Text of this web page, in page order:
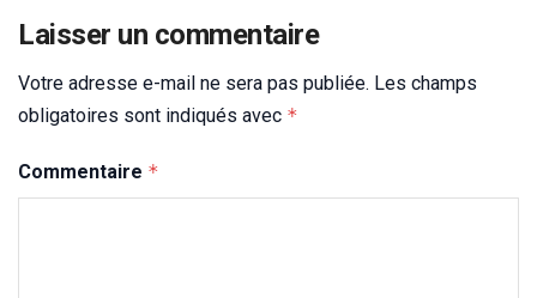
Laisser un commentaire
Votre adresse e-mail ne sera pas publiée. Les champs
obligatoires sont indiqués avec *
Commentaire *